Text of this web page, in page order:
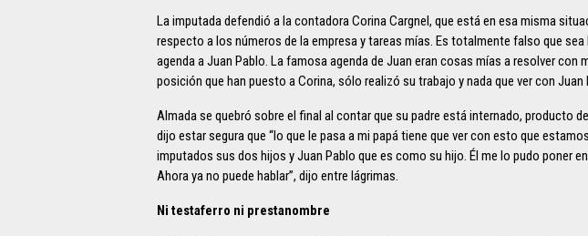
La imputada defendió a la contadora Corina Cargnel, que está en esa misma
respecto a los números de la empresa y tareas mías. Es totalmente falso que sea
agenda a Juan Pablo. La famosa agenda de Juan eran cosas mías a resolver con
posición que han puesto a Corina, sólo realizó su trabajo y nada que ver con Juan
Almada se quebró sobre el final al contar que su padre está internado, producto
dijo estar segura que “lo que le pasa a mi papá tiene que ver con esto que
imputados sus dos hijos y Juan Pablo que es como su hijo. Él me lo pudo poner
Ahora ya no puede hablar”, dijo entre lágrimas.
Ni testaferro ni prestanombre